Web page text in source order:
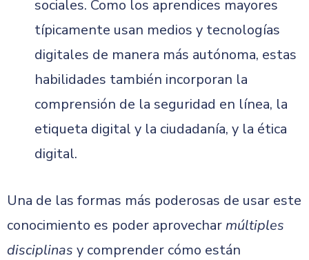
sociales. Como los aprendices mayores
típicamente usan medios y tecnologías
digitales de manera más autónoma, estas
habilidades también incorporan la
comprensión de la seguridad en línea, la
etiqueta digital y la ciudadanía, y la ética
digital.
Una de las formas más poderosas de usar este
conocimiento es poder aprovecharmúltiples
disciplinas y comprender cómo están